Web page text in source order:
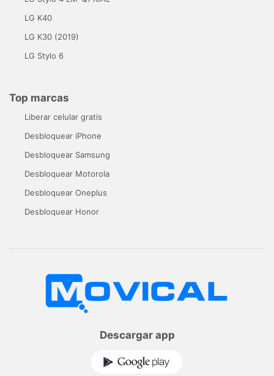
LG K40
LG K30 (2019)
LG Stylo 6
Top marcas
Liberar celular gratis
Desbloquear iPhone
Desbloquear Samsung
Desbloquear Motorola
Desbloquear Oneplus
Desbloquear Honor
Descargar app